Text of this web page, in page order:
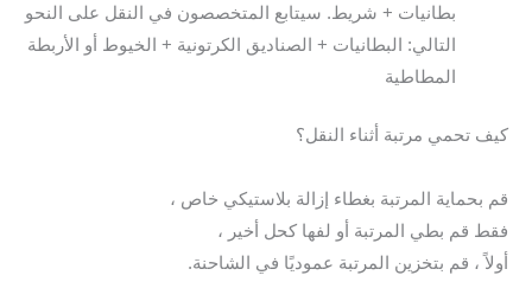
بطانيات + شريط. سيتابع المتخصصون في النقل على النحو
التالي: البطانيات + الصناديق الكرتونية + الخيوط أو الأربطة
المطاطية
كيف تحمي مرتبة أثناء النقل؟
قم بحماية المرتبة بغطاء إزالة بلاستيكي خاص ،
فقط قم بطي المرتبة أو لفها كحل أخير ،
أولاً ، قم بتخزين المرتبة عموديًا في الشاحنة.